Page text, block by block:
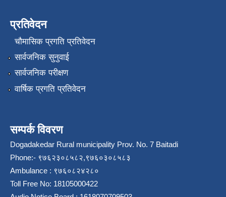
प्रतिवेदन
चौमासिक प्रगति प्रतिवेदन
सार्वजनिक सुनुवाई
सार्वजनिक परीक्षण
वार्षिक प्रगति प्रतिवेदन
सम्पर्क विवरण
Dogadakedar Rural municipality Prov. No. 7 Baitadi
Phone:- ९७६२३०८५८२,९७६०३०८५८३
Ambulance : ९७६०८२४२८०
Toll Free No: 18105000422